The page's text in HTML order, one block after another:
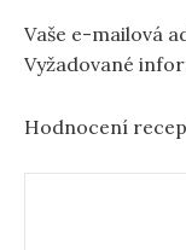
Vaše e-mailová
Vyžadované
Hodnocení